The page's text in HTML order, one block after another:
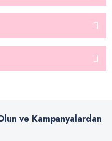
ve Kampanyalardan